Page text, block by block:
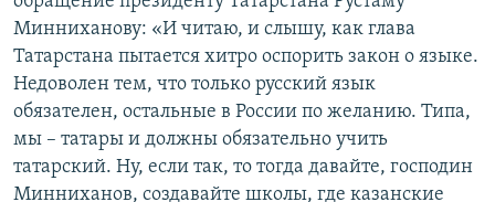
Минниханову: «И читаю, и слышу, как глава
Татарстана пытается хитро оспорить закон о языке.
Недоволен тем, что только русский язык
обязателен, остальные в России по желанию. Типа,
мы – татары и должны обязательно учить
татарский. Ну, если так, то тогда давайте, господин
Минниханов, создавайте школы, где казанские